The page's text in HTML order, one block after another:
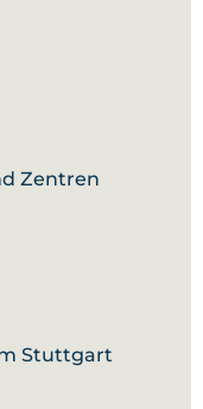
Zentren
Stuttgart